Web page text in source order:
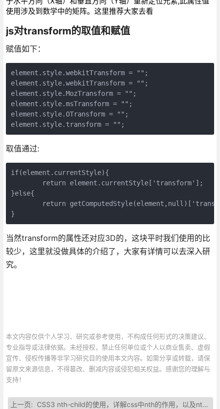
使用涉及到数学中的矩阵。这里推荐大家去看
js对transform的取值和赋值
赋值如下：
element.style.webkitTransform = "";
element.style.webkitTransform = "";
element.style.MozTransform = "";
element.style.msTransform = "";
element.style.OTransform = "";
element.style.transform = "";
取值通过:
if(element.currentStyle){
}else{
}
当然transform的属性还对应3D的，这块平时我们使用的比
较少，这里就没做具体的介绍了，大家有详情可以去深入研
究。
本文内容仅供个人学习、研究或参考使用，不构成任何形式的决策建议、
专业指导或法律依据。未经授权，禁止任何单位或个人以商业售卖、虚假
宣传、侵权传播等非学习研究目的使用本文内容。如需分享或转载，请保
留原文来源信息，不得篡改、删减内容或侵犯相关权益。感谢您的理解与
支持！
上一页: CSS3 nth-child的使用，详解css中nth的作用，以及nth-child的兼容写法